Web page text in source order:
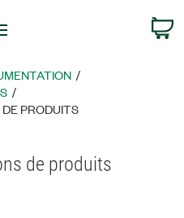
PRODUITS
de produits